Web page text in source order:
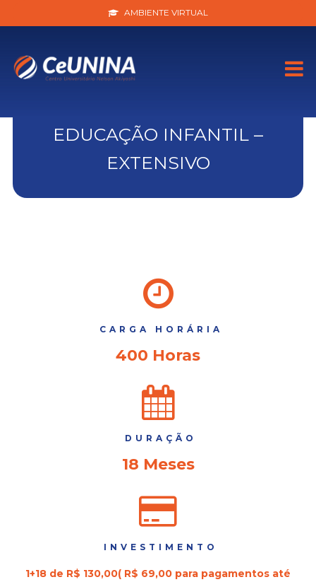
AMBIENTE VIRTUAL
EDUCAÇÃO INFANTIL –
EXTENSIVO
CARGA HORÁRIA
400 Horas
DURAÇÃO
18 Meses
INVESTIMENTO
1+18 de R$ 130,00( R$ 69,00 para pagamentos até